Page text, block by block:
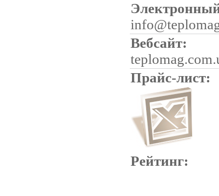
Вебсайт:
Прайс-лист:
Рейтинг: